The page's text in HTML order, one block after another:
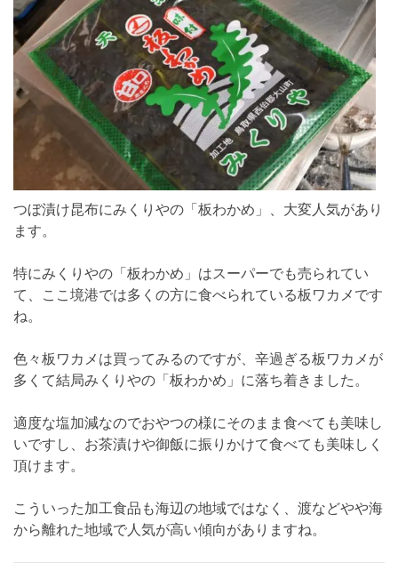
つぼ漬け昆布にみくりやの「板わかめ」、大変人気があり
ます。
特にみくりやの「板わかめ」はスーパーでも売られてい
て、ここ境港では多くの方に食べられている板ワカメです
ね。
色々板ワカメは買ってみるのですが、辛過ぎる板ワカメが
多くて結局みくりやの「板わかめ」に落ち着きました。
適度な塩加減なのでおやつの様にそのまま食べても美味し
いですし、お茶漬けや御飯に振りかけて食べても美味しく
頂けます。
こういった加工食品も海辺の地域ではなく、渡などやや海
から離れた地域で人気が高い傾向がありますね。